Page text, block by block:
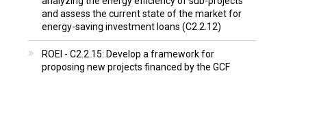
and assess the current state of the market for
energy-saving investment loans (C2.2.12)
ROEI - C2.2.15: Develop a framework for
proposing new projects financed by the GCF